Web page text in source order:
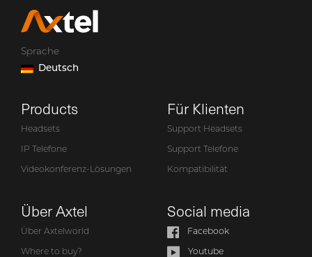
Sprache
Deutsch
Products
Headsets
IP Telefone
Videokonferenz-Lösungen
Für Klienten
Support Headsets
Support Telefone
Kompatibilität
Über Axtel
Über Axtelworld
Where to buy?
Social media
Facebook
Youtube